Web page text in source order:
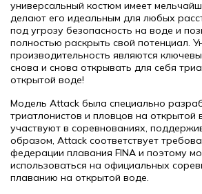
универсальный костюм имеет
делают его идеальным для любых
под угрозу безопасность на воде и
полностью раскрыть свой потенциал.
производительность являются
снова и снова открывать для себя
открытой воде!
Модель Attack была специально
триатлонистов и пловцов на открытой
участвуют в соревнованиях,
образом, Attack соответствует
федерации плавания FINA и поэтому
использоваться на официальных
плаванию на открытой воде.